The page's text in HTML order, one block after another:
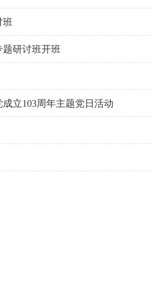
班
研讨班开班
立103周年主题党日活动